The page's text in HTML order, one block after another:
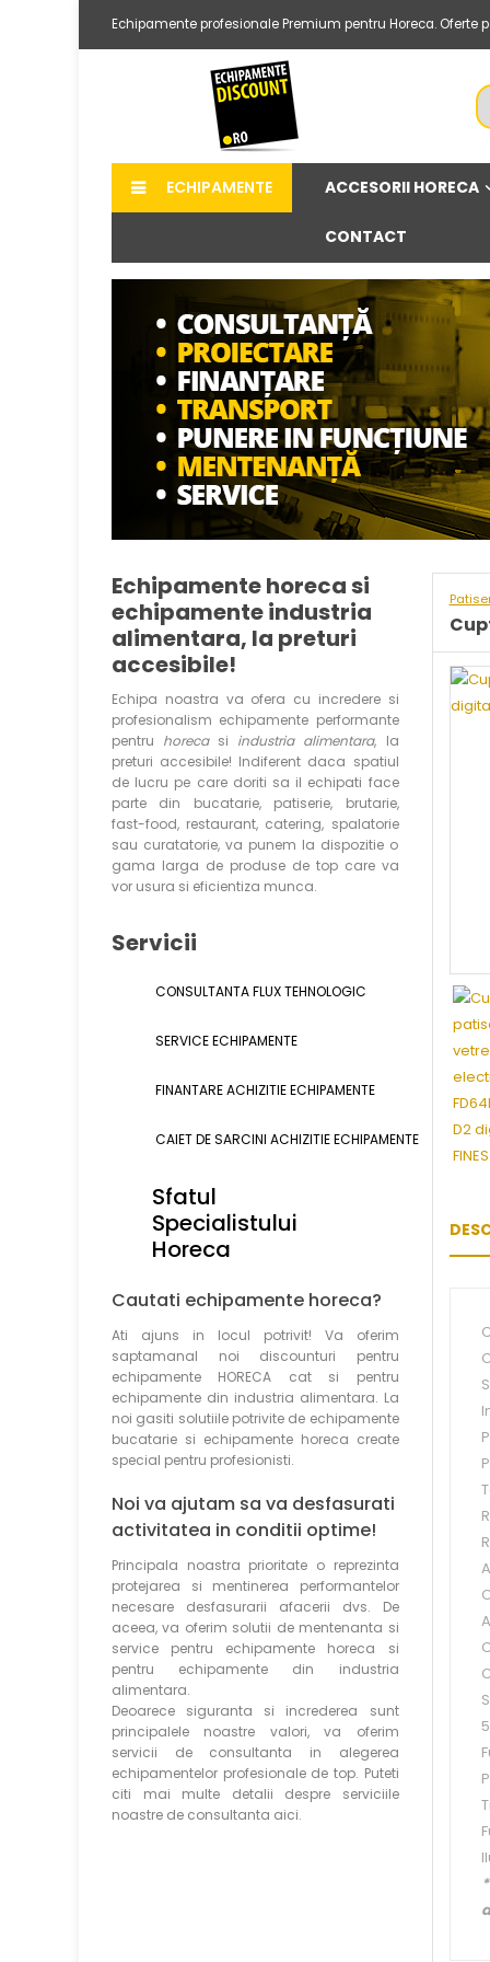
Echipamente profesionale Premium pentru Horeca.
ECHIPAMENTE ACCESORII HORECA
CONTACT
Echipamente horeca si
echipamente industria
alimentara, la preturi
accesibile!
Echipa noastra va ofera cu incredere si
profesionalism echipamente performante
pentru horecasi industria alimentara, la
preturi accesibile! Indiferent daca spatiul
de lucru pe care doriti sa il echipati face
parte din bucatarie, patiserie, brutarie,
fast-food, restaurant, catering, spalatorie
sau curatatorie, va punem la dispozitie o
gama larga de produse de top care va
vor usura si eficientiza munca.
Servicii
CONSULTANTA FLUX TEHNOLOGIC
SERVICE ECHIPAMENTE
FINANTARE ACHIZITIE ECHIPAMENTE
CAIET DE SARCINI ACHIZITIEECHIPAMENTE
Sfatul
Specialistului
Horeca
Cautati echipamente horeca?
Ati ajuns in locul potrivit! Va oferim
saptamanal noi discounturi pentru
echipamente HORECA cat si pentru
echipamente din industria alimentara. La
noi gasiti solutiile potrivite de echipamente
bucatarie si echipamente horeca create
special pentru profesionisti.
Noi va ajutam sa va desfasurati
activitatea in conditii optime!
Principala noastra prioritate o reprezinta
protejarea si mentinerea performantelor
necesare desfasurarii afacerii dvs. De
aceea, va oferim solutii de mentenanta si
service pentru echipamente horeca si
pentru echipamente din industria
alimentara.
Deoarece siguranta si increderea sunt
principalele noastre valori, va oferim
servicii de consultanta in alegerea
echipamentelor profesionale de top. Puteti
citi mai multe detalii despre serviciile
noastre de consultanta aici.